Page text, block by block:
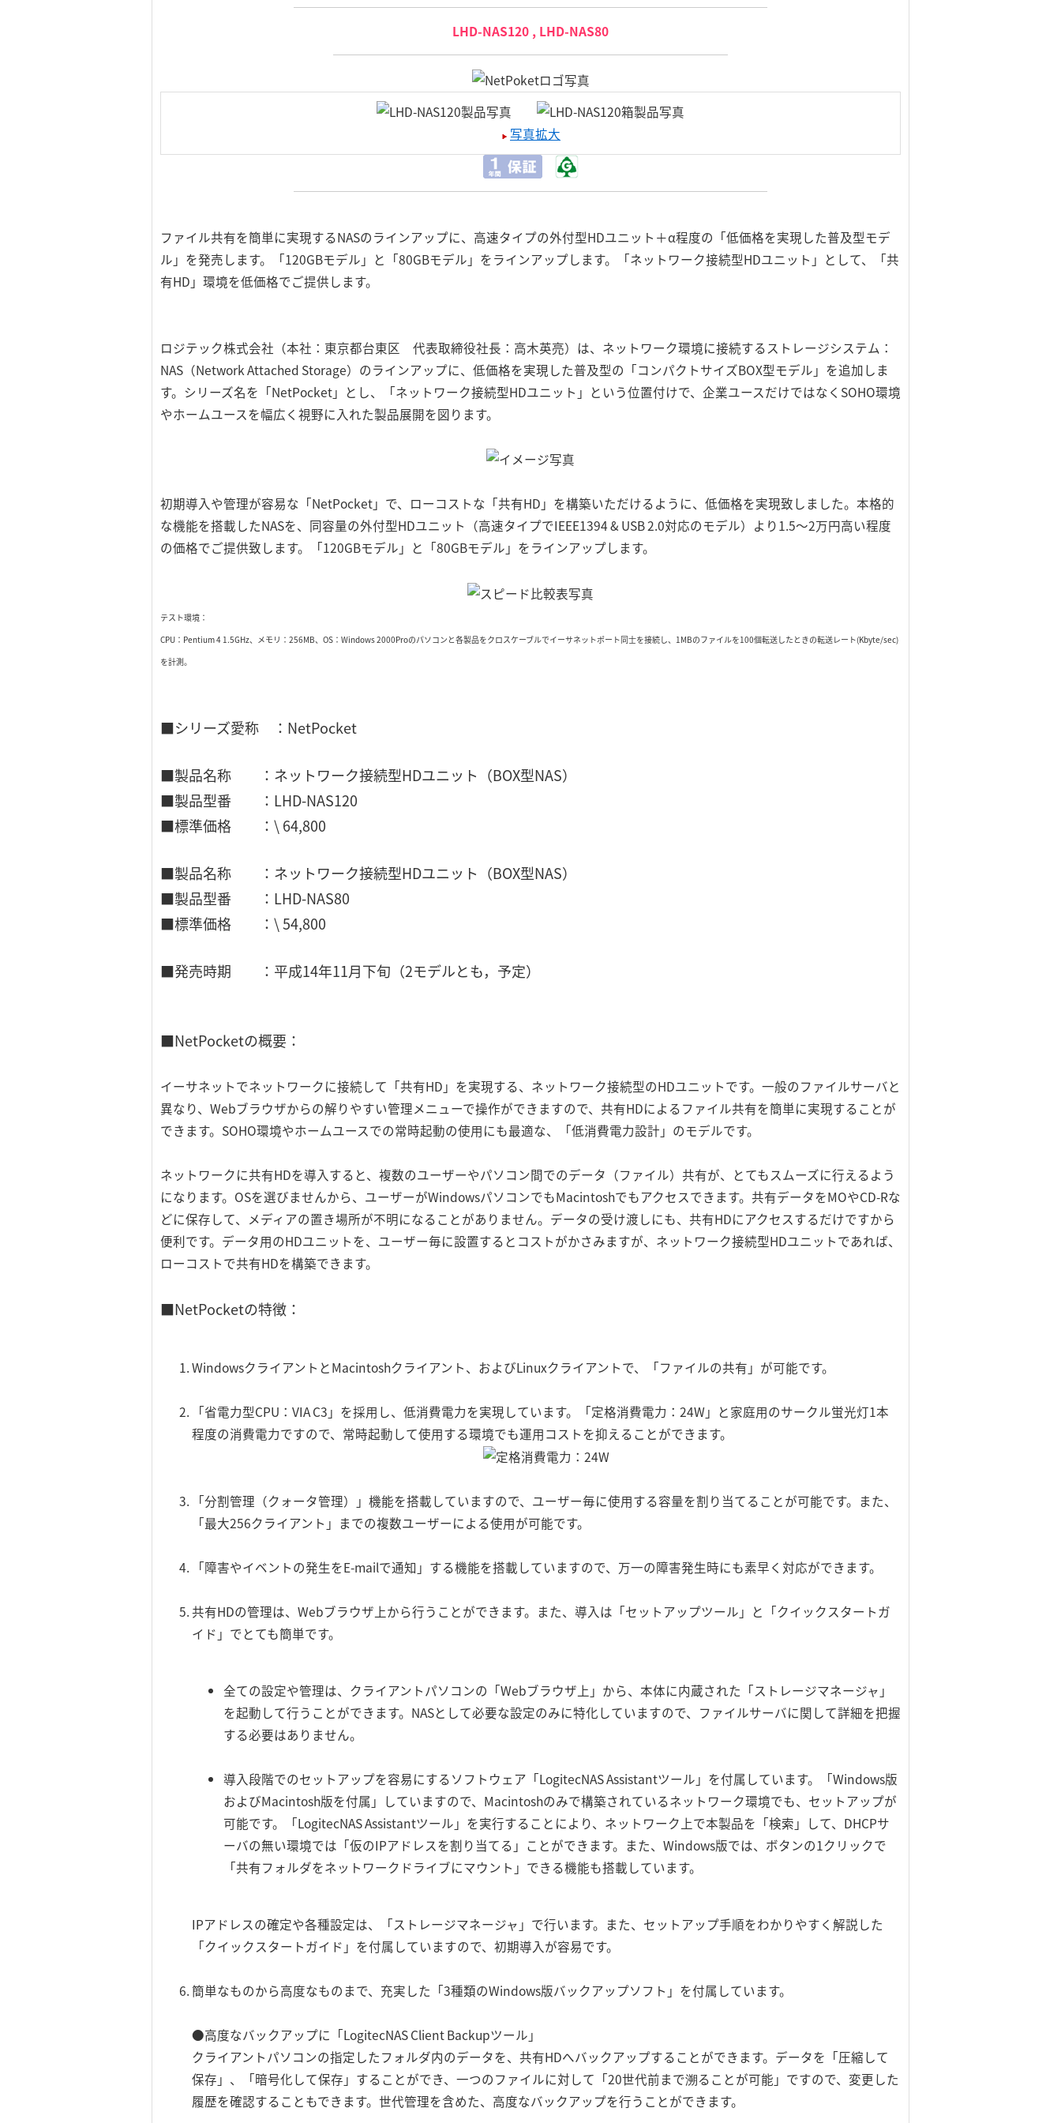
LHD-NAS120 , LHD-NAS80
写真拡大
ファイル共有を簡単に実現するNASのラインアップに、高速タイプの外付型HDユニット＋α程度の「低価格を実現した普及型モデ
ル」を発売します。「120GBモデル」と「80GBモデル」をラインアップします。「ネットワーク接続型HDユニット」として、「共
有HD」環境を低価格でご提供します。
ロジテック株式会社（本社：東京都台東区 代表取締役社長：高木英亮）は、ネットワーク環境に接続するストレージシステム：
NAS（Network Attached Storage）のラインアップに、低価格を実現した普及型の「コンパクトサイズBOX型モデル」を追加しま
す。シリーズ名を「NetPocket」とし、「ネットワーク接続型HDユニット」という位置付けで、企業ユースだけではなくSOHO環境
やホームユースを幅広く視野に入れた製品展開を図ります。
初期導入や管理が容易な「NetPocket」で、ローコストな「共有HD」を構築いただけるように、低価格を実現致しました。本格的
な機能を搭載したNASを、同容量の外付型HDユニット（高速タイプでIEEE1394 & USB 2.0対応のモデル）より1.5～2万円高い程度
の価格でご提供致します。「120GBモデル」と「80GBモデル」をラインアップします。
テスト環境：
CPU：Pentium 4 1.5GHz、メモリ：256MB、OS：Windows 2000Proのパソコンと各製品をクロスケーブルでイーサネットポート同士を接続し、1MBのファイルを100個転送したときの転送レート(Kbyte/sec)
を計測。
■シリーズ愛称 ：NetPocket
■製品名称 ：ネットワーク接続型HDユニット（BOX型NAS）
■製品型番 ：LHD-NAS120
■標準価格 ：\ 64,800
■製品名称 ：ネットワーク接続型HDユニット（BOX型NAS）
■製品型番 ：LHD-NAS80
■標準価格 ：\ 54,800
■発売時期 ：平成14年11月下旬（2モデルとも，予定）
■NetPocketの概要：
イーサネットでネットワークに接続して「共有HD」を実現する、ネットワーク接続型のHDユニットです。一般のファイルサーバと
異なり、Webブラウザからの解りやすい管理メニューで操作ができますので、共有HDによるファイル共有を簡単に実現することが
できます。SOHO環境やホームユースでの常時起動の使用にも最適な、「低消費電力設計」のモデルです。
ネットワークに共有HDを導入すると、複数のユーザーやパソコン間でのデータ（ファイル）共有が、とてもスムーズに行えるよう
になります。OSを選びませんから、ユーザーがWindowsパソコンでもMacintoshでもアクセスできます。共有データをMOやCD-Rな
どに保存して、メディアの置き場所が不明になることがありません。データの受け渡しにも、共有HDにアクセスするだけですから
便利です。データ用のHDユニットを、ユーザー毎に設置するとコストがかさみますが、ネットワーク接続型HDユニットであれば、
ローコストで共有HDを構築できます。
■NetPocketの特徴：
WindowsクライアントとMacintoshクライアント、およびLinuxクライアントで、「ファイルの共有」が可能です。
「省電力型CPU：VIA C3」を採用し、低消費電力を実現しています。「定格消費電力：24W」と家庭用のサークル蛍光灯1本
程度の消費電力ですので、常時起動して使用する環境でも運用コストを抑えることができます。
「分割管理（クォータ管理）」機能を搭載していますので、ユーザー毎に使用する容量を割り当てることが可能です。また、
「最大256クライアント」までの複数ユーザーによる使用が可能です。
「障害やイベントの発生をE-mailで通知」する機能を搭載していますので、万一の障害発生時にも素早く対応ができます。
共有HDの管理は、Webブラウザ上から行うことができます。また、導入は「セットアップツール」と「クイックスタートガ
イド」でとても簡単です。
全ての設定や管理は、クライアントパソコンの「Webブラウザ上」から、本体に内蔵された「ストレージマネージャ」
を起動して行うことができます。NASとして必要な設定のみに特化していますので、ファイルサーバに関して詳細を把握
する必要はありません。
導入段階でのセットアップを容易にするソフトウェア「LogitecNAS Assistantツール」を付属しています。「Windows版
およびMacintosh版を付属」していますので、Macintoshのみで構築されているネットワーク環境でも、セットアップが
可能です。「LogitecNAS Assistantツール」を実行することにより、ネットワーク上で本製品を「検索」して、DHCPサ
ーバの無い環境では「仮のIPアドレスを割り当てる」ことができます。また、Windows版では、ボタンの1クリックで
「共有フォルダをネットワークドライブにマウント」できる機能も搭載しています。
IPアドレスの確定や各種設定は、「ストレージマネージャ」で行います。また、セットアップ手順をわかりやすく解説した
「クイックスタートガイド」を付属していますので、初期導入が容易です。
簡単なものから高度なものまで、充実した「3種類のWindows版バックアップソフト」を付属しています。
●高度なバックアップに「LogitecNAS Client Backupツール」
クライアントパソコンの指定したフォルダ内のデータを、共有HDへバックアップすることができます。データを「圧縮して
保存」、「暗号化して保存」することができ、一つのファイルに対して「20世代前まで溯ることが可能」ですので、変更した
履歴を確認することもできます。世代管理を含めた、高度なバックアップを行うことができます。